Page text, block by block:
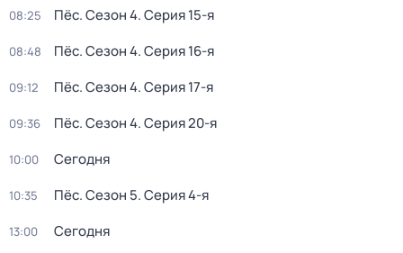
08:25 Пёс. Сезон 4. Серия 15-я
08:48 Пёс. Сезон 4. Серия 16-я
09:12 Пёс. Сезон 4. Серия 17-я
09:36 Пёс. Сезон 4. Серия 20-я
10:00 Сегодня
10:35 Пёс. Сезон 5. Серия 4-я
13:00 Сегодня